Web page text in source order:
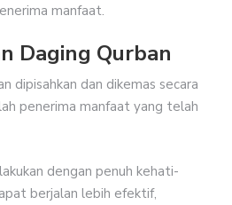
manfaat.
Daging Qurban
dipisahkan dan dikemas secara
penerima manfaat yang telah
dengan penuh kehati-
berjalan lebih efektif,